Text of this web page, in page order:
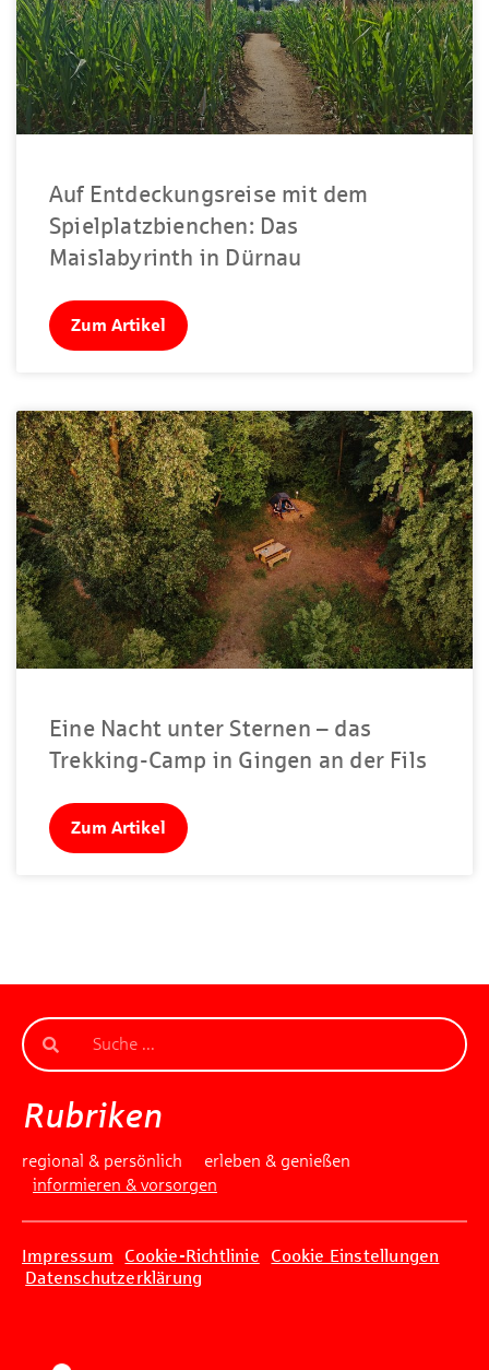
Auf Entdeckungsreise mit dem
Spielplatzbienchen: Das
Maislabyrinth in Dürnau
Zum Artikel
Eine Nacht unter Sternen – das
Trekking-Camp in Gingen an der Fils
Zum Artikel
Rubriken
regional & persönlich
erleben & genießen
informieren & vorsorgen
Impressum Cookie-Richtlinie
Cookie Einstellungen
Datenschutzerklärung